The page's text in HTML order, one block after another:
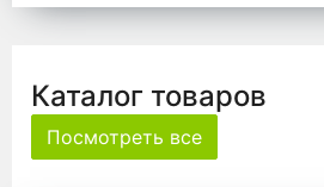
Каталог товаров
Посмотреть все